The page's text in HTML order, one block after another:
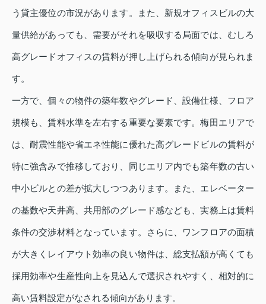
う貸主優位の市況があります。また、新規オフィスビルの大
量供給があっても、需要がそれを吸収する局面では、むしろ
高グレードオフィスの賃料が押し上げられる傾向が見られま
す。
一方で、個々の物件の築年数やグレード、設備仕様、フロア
規模も、賃料水準を左右する重要な要素です。梅田エリアで
は、耐震性能や省エネ性能に優れた高グレードビルの賃料が
特に強含みで推移しており、同じエリア内でも築年数の古い
中小ビルとの差が拡大しつつあります。また、エレベーター
の基数や天井高、共用部のグレード感なども、実務上は賃料
条件の交渉材料となっています。さらに、ワンフロアの面積
が大きくレイアウト効率の良い物件は、総支払額が高くても
採用効率や生産性向上を見込んで選択されやすく、相対的に
高い賃料設定がなされる傾向があります。